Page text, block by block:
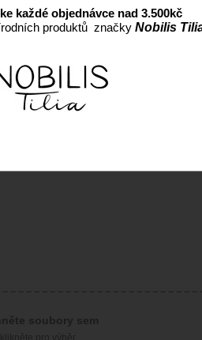
každé objednávce nad 3.500kč
produktů značky Nobilis